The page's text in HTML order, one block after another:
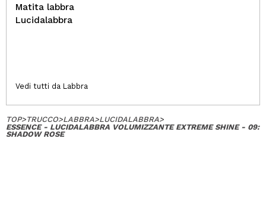
Matita labbra
Lucidalabbra
Vedi tutti da Labbra
TOP>TRUCCO>LABBRA>LUCIDALABBRA>
ESSENCE - LUCIDALABBRA VOLUMIZZANTE EXTREME SHINE - 09:
SHADOW ROSE